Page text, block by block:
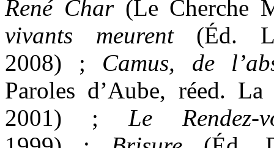
René Char(Le Cherche
vivants meurent(Éd.
2008) ; Camus, de
Paroles d’Aube, réed.
2001) ; Le Rendez-